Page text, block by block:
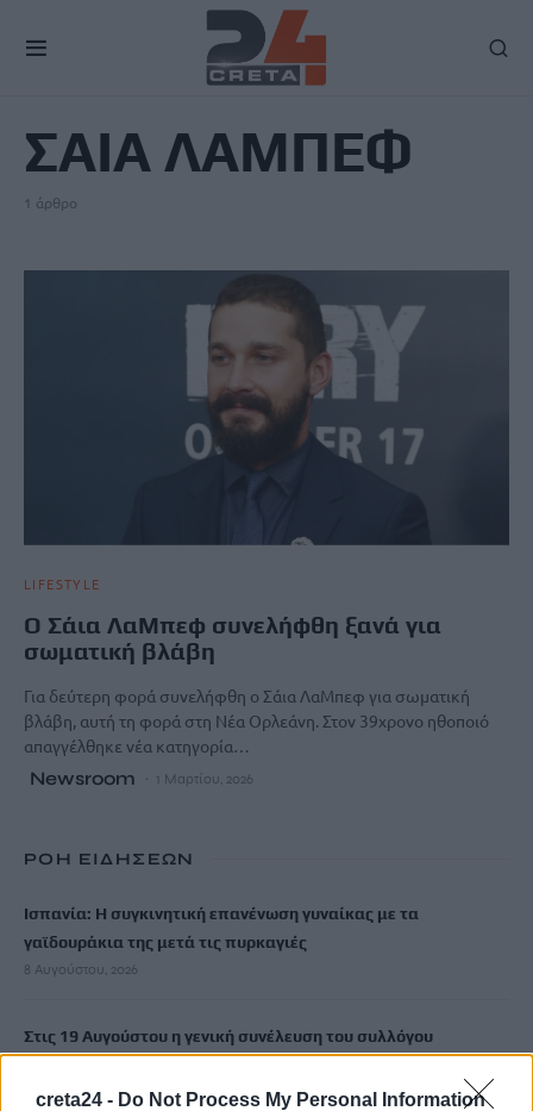
creta24 - Do Not Process My Personal Information
ΣΑΙΑ ΛΑΜΠΕΦ
1 άρθρο
LIFESTYLE
O Σάια ΛαΜπεφ συνελήφθη ξανά για
σωματική βλάβη
Για δεύτερη φορά συνελήφθη ο Σάια ΛαΜπεφ για σωματική
βλάβη, αυτή τη φορά στη Νέα Ορλεάνη. Στον 39χρονο ηθοποιό
απαγγέλθηκε νέα κατηγορία…
Newsroom 1 Μαρτίου, 2026
ΡΟΗ ΕΙΔΗΣΕΩΝ
Ισπανία: Η συγκινητική επανένωση γυναίκας με τα
γαϊδουράκια της μετά τις πυρκαγιές
8 Αυγούστου, 2026
Στις 19 Αυγούστου η γενική συνέλευση του συλλόγου
8 Αυγούστου, 2026